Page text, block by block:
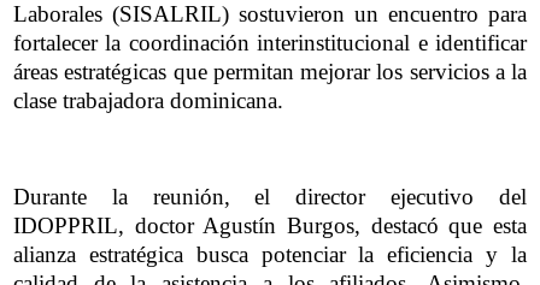
Laborales (SISALRIL) sostuvieron un encuentro para
fortalecer la coordinación interinstitucional e identificar
áreas estratégicas que permitan mejorar los servicios a la
clase trabajadora dominicana.
Durante la reunión, el director ejecutivo del
IDOPPRIL, doctor Agustín Burgos, destacó que esta
alianza estratégica busca potenciar la eficiencia y la